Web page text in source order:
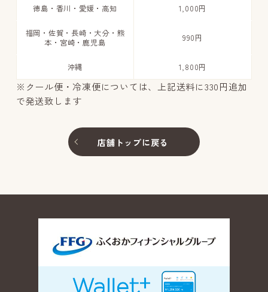
徳島・香川・愛媛・高知 1,000円
福岡・佐賀・長崎・大分・熊
本・宮崎・鹿児島
990円
沖縄 1,800円
※クール便・冷凍便については、上記送料に330円追加
で発送致します
店舗トップに戻る